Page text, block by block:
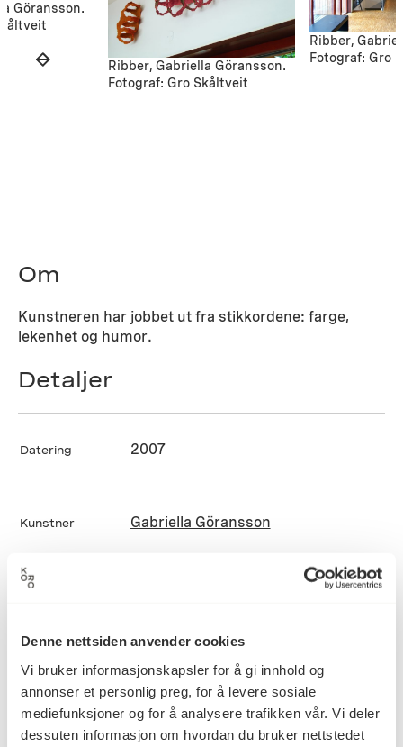
Denne nettsiden anvender cookies
Vi bruker informasjonskapsler for å gi innhold og
annonser et personlig preg, for å levere sosiale
mediefunksjoner og for å analysere trafikken vår. Vi deler
dessuten informasjon om hvordan du bruker nettstedet
Göransson.
Ribber, Gabriella Göransson.
Fotograf: Gro Skåltveit
Ribber,
Fotograf: Gro
Om
Kunstneren har jobbet ut fra stikkordene: farge,
lekenhet og humor.
Detaljer
Datering 2007
Kunstner Gabriella Göransson
Teknikk og
Støpt og bearbeidet linfiber tilsatt
pigment og bindemiddel